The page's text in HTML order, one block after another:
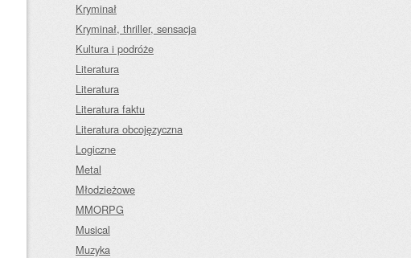
Kryminał
Kryminał, thriller, sensacja
Kultura i podróże
Literatura
Literatura
Literatura faktu
Literatura obcojęzyczna
Logiczne
Metal
Młodzieżowe
MMORPG
Musical
Muzyka